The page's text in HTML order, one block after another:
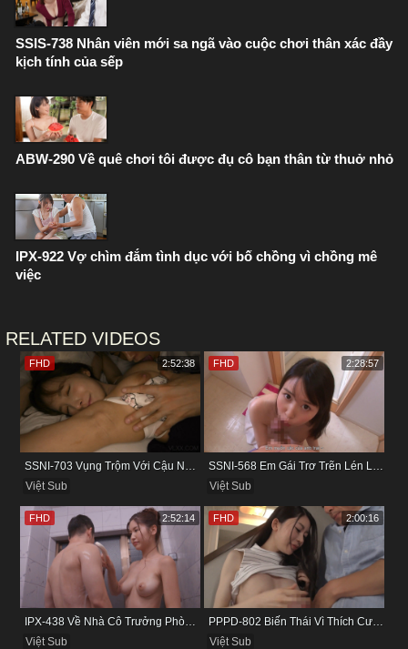
SSIS-738 Nhân viên mới sa ngã vào cuộc chơi thân xác đầy
kịch tính của sếp
ABW-290 Về quê chơi tôi được đụ cô bạn thân từ thuở nhỏ
IPX-922 Vợ chìm đắm tình dục với bố chồng vì chồng mê
việc
RELATED VIDEOS
SSNI-703 Vụng Trộm Với Cậu Nhân Viên Ngay Bên Cạnh Chồng
Việt Sub
FHD 2:52:38
SSNI-568 Em Gái Trơ Trẽn Lén Lút Vụng Trộm Với Bồ Của Chị
Việt Sub
FHD 2:28:57
Việt Sub
FHD 2:52:14
Việt Sub
FHD 2:00:16